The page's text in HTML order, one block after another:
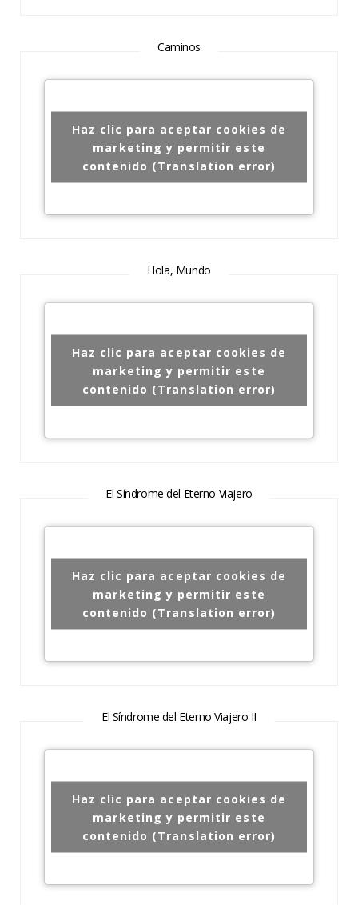
Caminos
Haz clic para aceptar cookies de
marketing y permitir este
contenido (Translation error)
Hola, Mundo
Haz clic para aceptar cookies de
marketing y permitir este
contenido (Translation error)
El Síndrome del Eterno Viajero
Haz clic para aceptar cookies de
marketing y permitir este
contenido (Translation error)
El Síndrome del Eterno Viajero II
Haz clic para aceptar cookies de
marketing y permitir este
contenido (Translation error)